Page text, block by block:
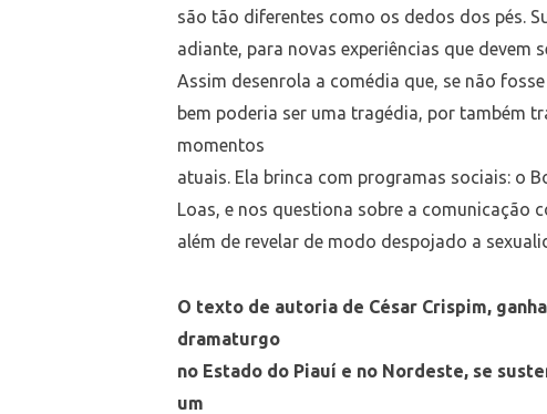
são tão diferentes como os dedos dos pés.
adiante, para novas experiências que devem
Assim desenrola a comédia que, se não
bem poderia ser uma tragédia, por também
momentos
atuais. Ela brinca com programas sociais: o
Loas, e nos questiona sobre a comunicação
além de revelar de modo despojado a
O texto de autoria de César Crispim,
dramaturgo
no Estado do Piauí e no Nordeste, se
um